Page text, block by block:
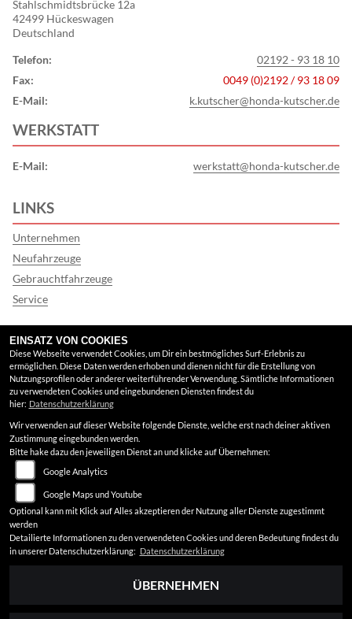
Stahlschmidtsbrücke 12a
42499 Hückeswagen
Deutschland
Telefon:
02192 - 93 18 10
Fax:
0049 (0)2192 / 93 18 09
E-Mail:
k.kutscher@honda-kutscher.de
WERKSTATT
E-Mail: werkstatt@honda-kutscher.de
LINKS
Unternehmen
Neufahrzeuge
Gebrauchtfahrzeuge
Service
FINDEN SIE UNS
Google Maps
AGB
Impressum
Datenschutz
Disclaimer
Barrierefreiheit
EINSATZ VON COOKIES
Diese Webseite verwendet Cookies, um Dir ein bestmögliches Surf-Erlebnis zu
ermöglichen. Diese Daten werden erhoben und dienen nicht für die Erstellung von
Nutzungsprofilen oder anderer weiterführender Verwendung. Sämtliche Informationen
zu verwendeten Cookies und eingebundenen Diensten findest du
hier: Datenschutzerklärung
Wir verwenden auf dieser Website folgende Dienste, welche erst nach deiner aktiven
Zustimmung eingebunden werden.
Bitte hake dazu den jeweiligen Dienst an und klicke auf Übernehmen:
Google Analytics
Google Maps und Youtube
Optional kann mit Klick auf Alles akzeptieren der Nutzung aller Dienste zugestimmt
werden
Detailierte Informationen zu den verwendeten Cookies und deren Bedeutung findest du
in unserer Datenschutzerklärung: Datenschutzerklärung
ÜBERNEHMEN